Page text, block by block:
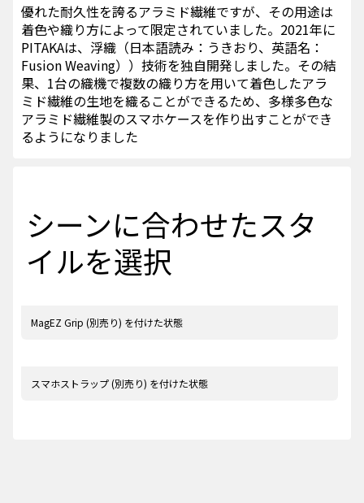
優れた耐久性を誇るアラミド繊維ですが、その用途は
着色や織り方によって限定されていました。2021年に
PITAKAは、浮織（日本語読み：うきおり、英語名：
Fusion Weaving））技術を独自開発しました。その結
果、1台の織機で複数の織り方を用いて着色したアラ
ミド繊維の生地を織ることができるため、多様多色な
アラミド繊維製のスマホケースを作り出すことができ
るようになりました
シーンに合わせたスタ
イルを選択
MagEZ Grip (別売り) を付けた状態
スマホストラップ (別売り) を付けた状態